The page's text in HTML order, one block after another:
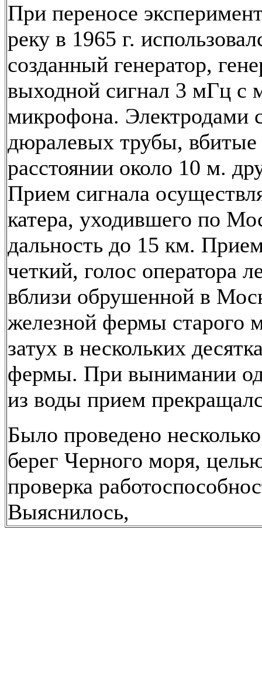
При переносе
реку в 1965 г.
созданный генератор,
выходной сигнал 3 мГц с
микрофона. Электродами
дюралевых трубы, вбитые
расстоянии около 10 м.
Прием сигнала
катера, уходившего по
дальность до 15 км.
четкий, голос оператора
вблизи обрушенной в
железной фермы старого
затух в нескольких
фермы. При вынимании
из воды прием
Было проведено
берег Черного моря,
проверка
Выяснилось,